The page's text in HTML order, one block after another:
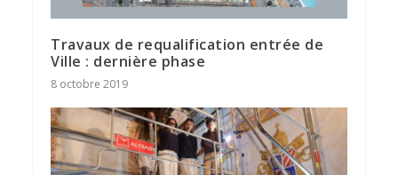
Travaux de requalification entrée de
Ville : dernière phase
8 octobre 2019